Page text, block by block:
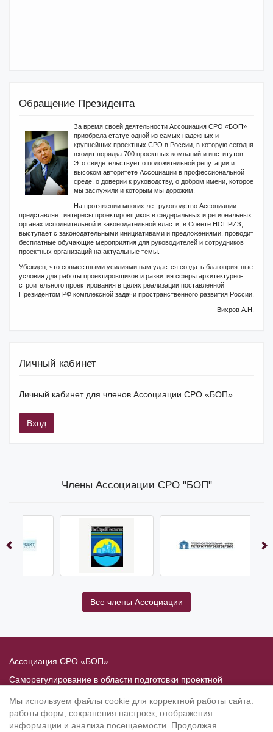
Обращение Президента
За время своей деятельности Ассоциация СРО «БОП»
приобрела статус одной из самых надежных и
крупнейших проектных СРО в России, в которую сегодня
входит порядка 700 проектных компаний и институтов.
Это свидетельствует о положительной репутации и
высоком авторитете Ассоциации в профессиональной
среде, о доверии к руководству, о добром имени, которое
мы заслужили и которым мы дорожим.
На протяжении многих лет руководство Ассоциации
представляет интересы проектировщиков в федеральных и региональных
органах исполнительной и законодательной власти, в Совете НОПРИЗ,
выступает с законодательными инициативами и предложениями, проводит
бесплатные обучающие мероприятия для руководителей и сотрудников
проектных организаций на актуальные темы.
Убежден, что совместными усилиями нам удастся создать благоприятные
условия для работы проектировщиков и развития сферы архитектурно-
строительного проектирования в целях реализации поставленной
Президентом РФ комплексной задачи пространственного развития России.
Вихров А.Н.
Личный кабинет
Личный кабинет для членов Ассоциации СРО «БОП»
Вход
Члены Ассоциации СРО "БОП"
Все члены Ассоциации
Ассоциация СРО «БОП»
Саморегулирование в области подготовки проектной
Политика в отношении обработки персональных данных
190020, Санкт-Петербург, Рижский пр. 3, литер Б
Мы используем файлы cookie для корректной работы сайта:
работы форм, сохранения настроек, отображения
информации и анализа посещаемости. Продолжая